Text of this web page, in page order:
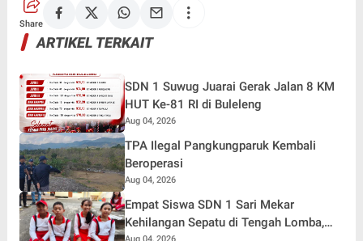
Share
ARTIKEL TERKAIT
SDN 1 Suwug Juarai Gerak Jalan 8 KM
HUT Ke-81 RI di Buleleng
Aug 04, 2026
TPA Ilegal Pangkungparuk Kembali
Beroperasi
Aug 04, 2026
Empat Siswa SDN 1 Sari Mekar
Kehilangan Sepatu di Tengah Lomba,